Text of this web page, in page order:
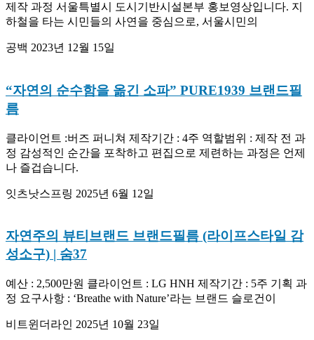
제작 과정 서울특별시 도시기반시설본부 홍보영상입니다. 지
하철을 타는 시민들의 사연을 중심으로, 서울시민의
공백 2023년 12월 15일
“자연의 순수함을 옮긴 소파” PURE1939 브랜드필
름
클라이언트 :버즈 퍼니쳐 제작기간 : 4주 역할범위 : 제작 전 과
정 감성적인 순간을 포착하고 편집으로 제련하는 과정은 언제
나 즐겁습니다.
잇츠낫스프링 2025년 6월 12일
자연주의 뷰티브랜드 브랜드필름 (라이프스타일 감
성소구) | 숨37
예산 : 2,500만원 클라이언트 : LG HNH 제작기간 : 5주 기획 과
정 요구사항 : ‘Breathe with Nature’라는 브랜드 슬로건이
비트윈더라인 2025년 10월 23일